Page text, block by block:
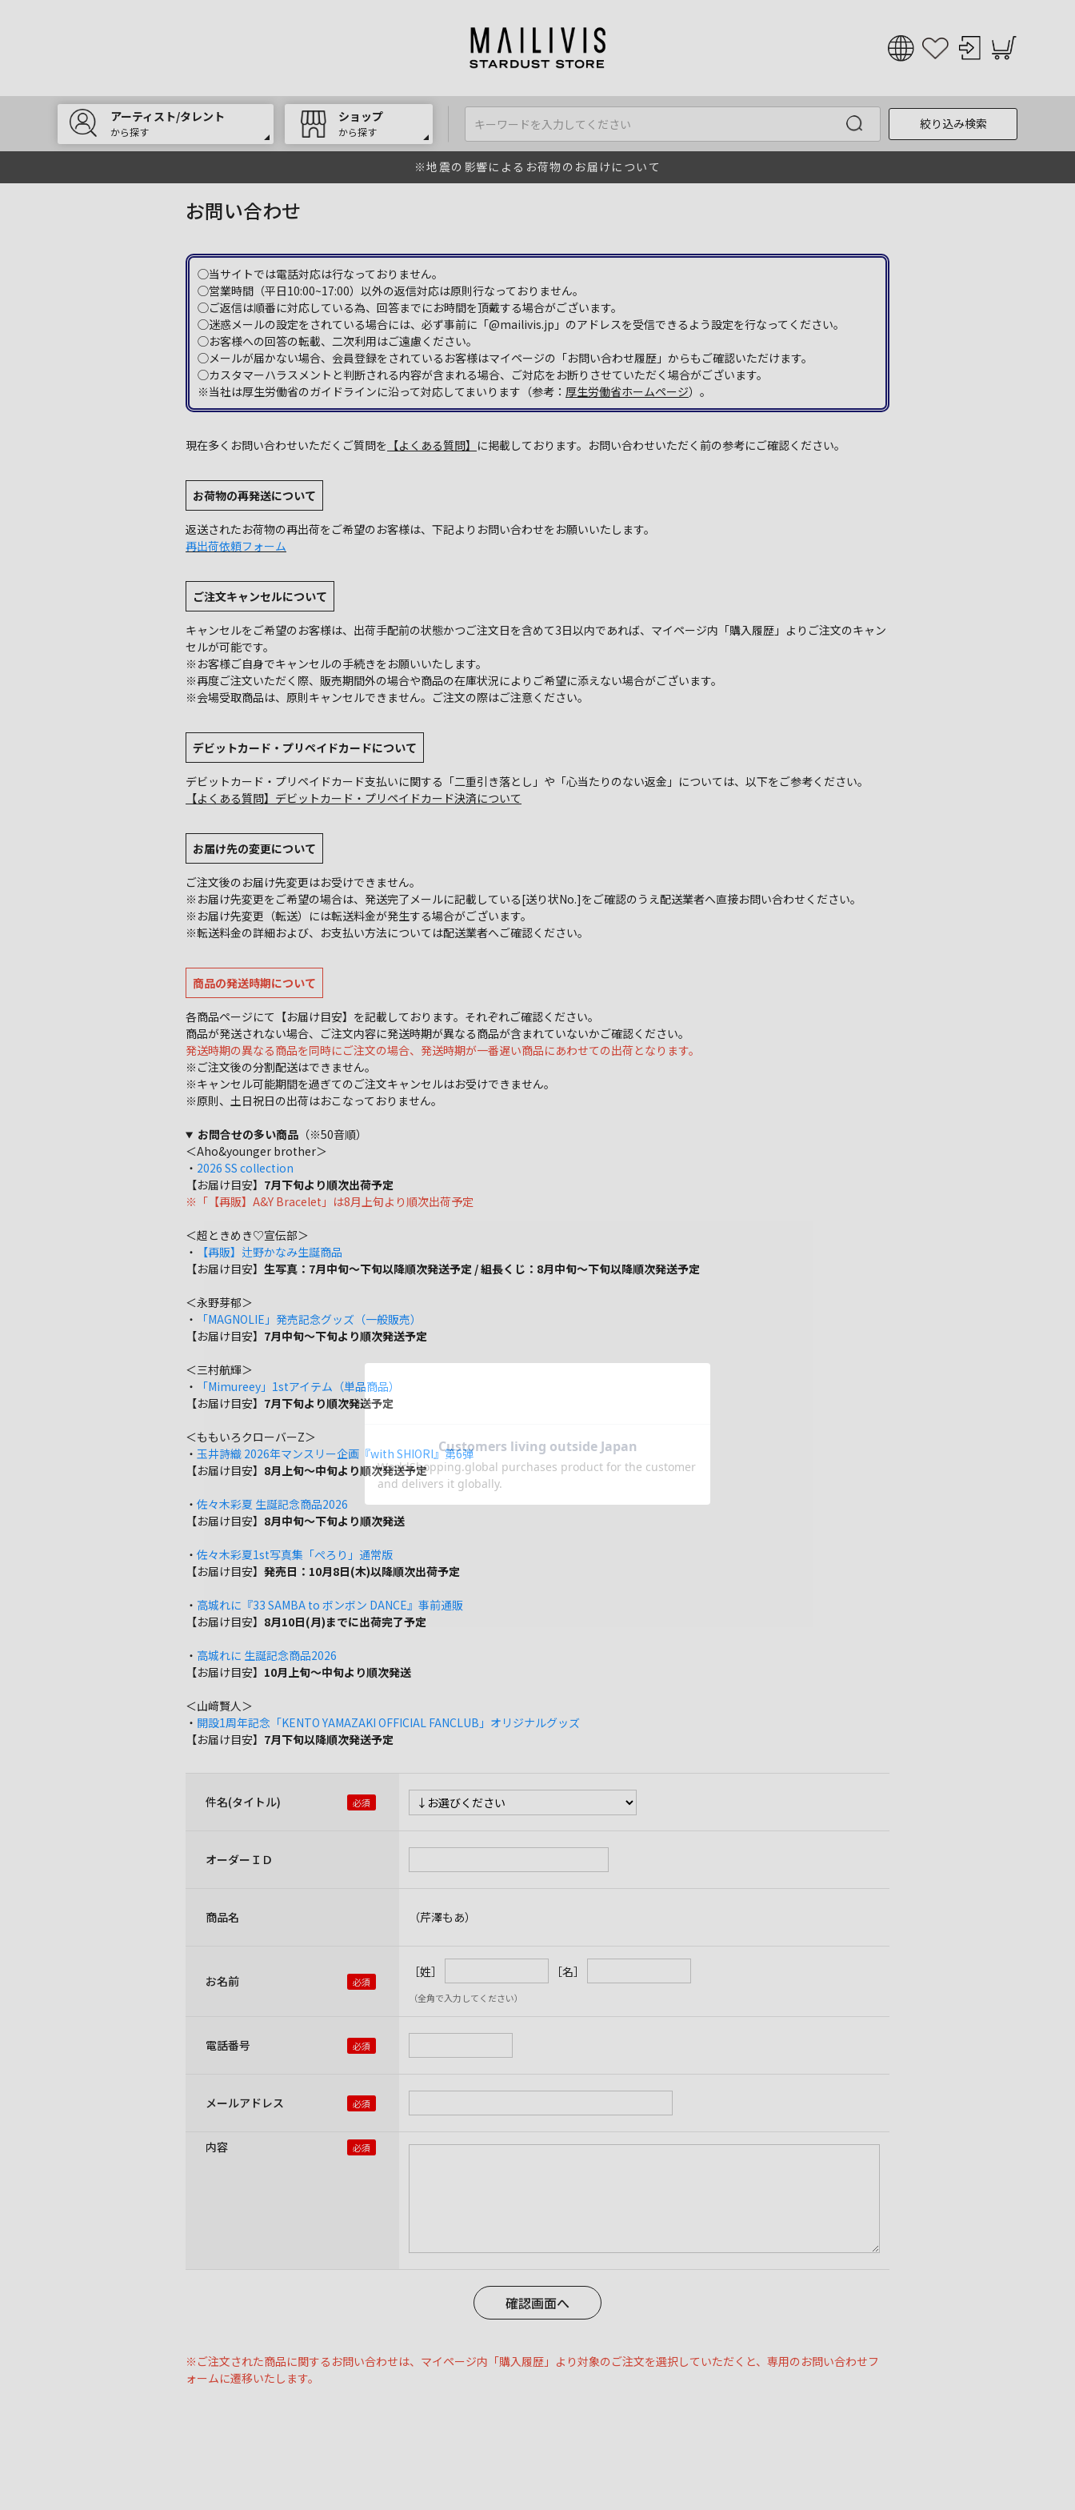
English
한국어
アーティスト/タレント
から探す
ショップ
から探す
絞り込み検索
※地震の影響によるお荷物のお届けについて
お問い合わせ
◯当サイトでは電話対応は行なっておりません。
◯営業時間（平日10:00~17:00）以外の返信対応は原則行なっておりません。
◯ご返信は順番に対応している為、回答までにお時間を頂戴する場合がございます。
◯迷惑メールの設定をされている場合には、必ず事前に「@mailivis.jp」のアドレスを受信できるよう設定を行なってください。
◯お客様への回答の転載、二次利用はご遠慮ください。
◯メールが届かない場合、会員登録をされているお客様はマイページの「お問い合わせ履歴」からもご確認いただけます。
◯カスタマーハラスメントと判断される内容が含まれる場合、ご対応をお断りさせていただく場合がございます。
※当社は厚生労働省のガイドラインに沿って対応してまいります（参考： 厚生労働省ホームページ）。
現在多くお問い合わせいただくご質問を 【よくある質問】 に掲載しております。お問い合わせいただく前の参考にご確認ください。
お荷物の再発送について
返送されたお荷物の再出荷をご希望のお客様は、下記よりお問い合わせをお願いいたします。
再出荷依頼フォーム
ご注文キャンセルについて
キャンセルをご希望のお客様は、出荷手配前の状態かつご注文日を含めて3日以内であれば、マイページ内「購入履歴」よりご注文のキャン
セルが可能です。
※お客様ご自身でキャンセルの手続きをお願いいたします。
※再度ご注文いただく際、販売期間外の場合や商品の在庫状況によりご希望に添えない場合がございます。
※会場受取商品は、原則キャンセルできません。ご注文の際はご注意ください。
デビットカード・プリペイドカードについて
デビットカード・プリペイドカード支払いに関する「二重引き落とし」や「心当たりのない返金」については、以下をご参考ください。
【よくある質問】デビットカード・プリペイドカード決済について
お届け先の変更について
ご注文後のお届け先変更はお受けできません。
※お届け先変更をご希望の場合は、発送完了メールに記載している[送り状No.]をご確認のうえ配送業者へ直接お問い合わせください。
※お届け先変更（転送）には転送料金が発生する場合がございます。
※転送料金の詳細および、お支払い方法については配送業者へご確認ください。
商品の発送時期について
各商品ページにて【お届け目安】を記載しております。それぞれご確認ください。
商品が発送されない場合、ご注文内容に発送時期が異なる商品が含まれていないかご確認ください。
発送時期の異なる商品を同時にご注文の場合、発送時期が一番遅い商品にあわせての出荷となります。
※ご注文後の分割配送はできません。
※キャンセル可能期間を過ぎてのご注文キャンセルはお受けできません。
※原則、土日祝日の出荷はおこなっておりません。
お問合せの多い商品（※50音順）
＜Aho&younger brother＞
・ 2026 SS collection
【お届け目安】 7月下旬より順次出荷予定
※「【再販】A&Y Bracelet」は8月上旬より順次出荷予定
＜超ときめき♡宣伝部＞
・
【再販】辻野かなみ生誕商品
【お届け目安】 生写真：7月中旬～下旬以降順次発送予定 / 組長くじ：8月中旬～下旬以降順次発送予定
＜永野芽郁＞
・
「MAGNOLIE」発売記念グッズ（一般販売）
【お届け目安】 7月中旬～下旬より順次発送予定
＜三村航輝＞
・
「Mimureey」1stアイテム（単品商品）
【お届け目安】 7月下旬より順次発送予定
＜ももいろクローバーZ＞
・ 玉井詩織 2026年マンスリー企画『with SHIORI』第6弾
【お届け目安】 8月上旬～中旬より順次発送予定
・ 佐々木彩夏 生誕記念商品2026
【お届け目安】 8月中旬～下旬より順次発送
・ 佐々木彩夏1st写真集「ぺろり」通常版
【お届け目安】 発売日：10月8日(木)以降順次出荷予定
・ 高城れに『33 SAMBA to ボンボン DANCE』事前通販
【お届け目安】 8月10日(月)までに出荷完了予定
・ 高城れに 生誕記念商品2026
【お届け目安】 10月上旬～中旬より順次発送
＜山﨑賢人＞
・ 開設1周年記念「KENTO YAMAZAKI OFFICIAL FANCLUB」オリジナルグッズ
【お届け目安】 7月下旬以降順次発送予定
件名(タイトル)
オーダーＩＤ
商品名 （芹澤もあ）
お名前
［姓］ ［名］
（全角で入力してください）
電話番号
メールアドレス
内容
※ご注文された商品に関するお問い合わせは、マイページ内「購入履歴」より対象のご注文を選択していただくと、専用のお問い合わせフ
ォームに遷移いたします。